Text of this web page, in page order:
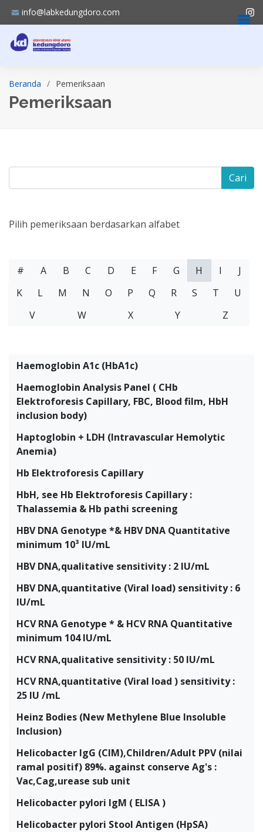
info@labkedungdoro.com
Beranda Pemeriksaan
Pemeriksaan
Cari
Pilih pemeriksaan berdasarkan alfabet
# A B C D E F G H I
J
K
L M N O P Q R S T
U
V
W X Y Z
Haemoglobin A1c (HbA1c)
Haemoglobin Analysis Panel ( CHb
Elektroforesis Capillary, FBC, Blood film, HbH
inclusion body)
Haptoglobin + LDH (Intravascular Hemolytic
Anemia)
Hb Elektroforesis Capillary
HbH, see Hb Elektroforesis Capillary :
Thalassemia & Hb pathi screening
HBV DNA Genotype *& HBV DNA Quantitative
minimum 10³ IU/mL
HBV DNA,qualitative sensitivity : 2 IU/mL
HBV DNA,quantitative (Viral load) sensitivity : 6
IU/mL
HCV RNA Genotype * & HCV RNA Quantitative
minimum 104 IU/mL
HCV RNA,qualitative sensitivity : 50 IU/mL
HCV RNA,quantitative (Viral load ) sensitivity :
25 IU /mL
Heinz Bodies (New Methylene Blue Insoluble
Inclusion)
Helicobacter IgG (CIM),Children/Adult PPV (nilai
ramal positif) 89%. against conserve Ag's :
Vac,Cag,urease sub unit
Helicobacter pylori IgM ( ELISA )
Helicobacter pylori Stool Antigen (HpSA)